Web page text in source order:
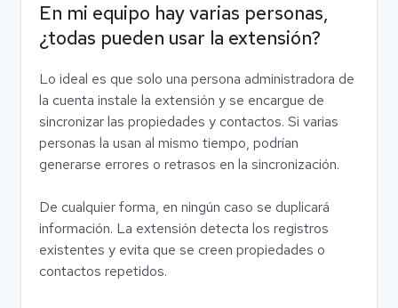
En mi equipo hay varias personas,
¿todas pueden usar la extensión?
Lo ideal es que solo una persona administradora de
la cuenta instale la extensión y se encargue de
sincronizar las propiedades y contactos. Si varias
personas la usan al mismo tiempo, podrían
generarse errores o retrasos en la sincronización.
De cualquier forma, en ningún caso se duplicará
información. La extensión detecta los registros
existentes y evita que se creen propiedades o
contactos repetidos.